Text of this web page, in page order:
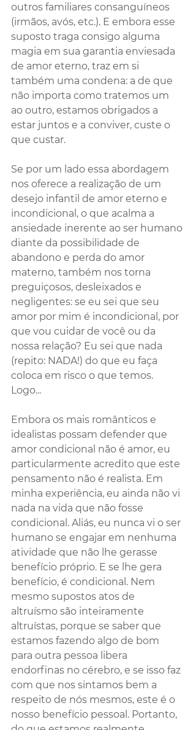
outros familiares consanguíneos
(irmãos, avós, etc.). E embora esse
suposto traga consigo alguma
magia em sua garantia enviesada
de amor eterno, traz em si
também uma condena: a de que
não importa como tratemos um
ao outro, estamos obrigados a
estar juntos e a conviver, custe o
que custar.
Se por um lado essa abordagem
nos oferece a realização de um
desejo infantil de amor eterno e
incondicional, o que acalma a
ansiedade inerente ao ser humano
diante da possibilidade de
abandono e perda do amor
materno, também nos torna
preguiçosos, desleixados e
negligentes: se eu sei que seu
amor por mim é incondicional, por
que vou cuidar de você ou da
nossa relação? Eu sei que nada
(repito: NADA!) do que eu faça
coloca em risco o que temos.
Logo...
Embora os mais românticos e
idealistas possam defender que
amor condicional não é amor, eu
particularmente acredito que este
pensamento não é realista. Em
minha experiência, eu ainda não vi
nada na vida que não fosse
condicional. Aliás, eu nunca vi o ser
humano se engajar em nenhuma
atividade que não lhe gerasse
benefício próprio. E se lhe gera
benefício, é condicional. Nem
mesmo supostos atos de
altruísmo são inteiramente
altruístas, porque se saber que
estamos fazendo algo de bom
para outra pessoa libera
endorfinas no cérebro, e se isso faz
com que nos sintamos bem a
respeito de nós mesmos, este é o
nosso benefício pessoal. Portanto,